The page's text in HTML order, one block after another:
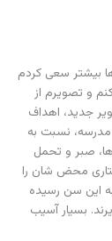
بیشتر سعی کردم
و تصویرم از
جدید، اهداف
نسبت به
صبر و تحمل
محض شان را
این سن رسیده
بسیار آسیب